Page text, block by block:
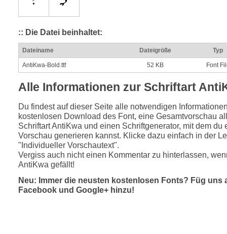
:: Die Datei beinhaltet:
Dateiname Dateigröße Typ
AntiKwa-Bold.ttf 52 KB Font
Alle Informationen zur Schriftart
Du findest auf dieser Seite alle notwendigen
kostenlosen Download des Font, eine Gesamtvorschau
Schriftart AntiKwa und einen Schriftgenerator, mit dem
Vorschau generieren kannst. Klicke dazu einfach in der
"Individueller Vorschautext".
Vergiss auch nicht einen Kommentar zu hinterlassen,
AntiKwa gefällt!
Neu: Immer die neusten kostenlosen Fonts? Füg uns
Facebook und Google+ hinzu!